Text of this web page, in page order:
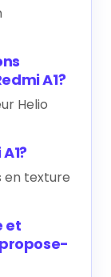
A1?
Helio
en texture
et